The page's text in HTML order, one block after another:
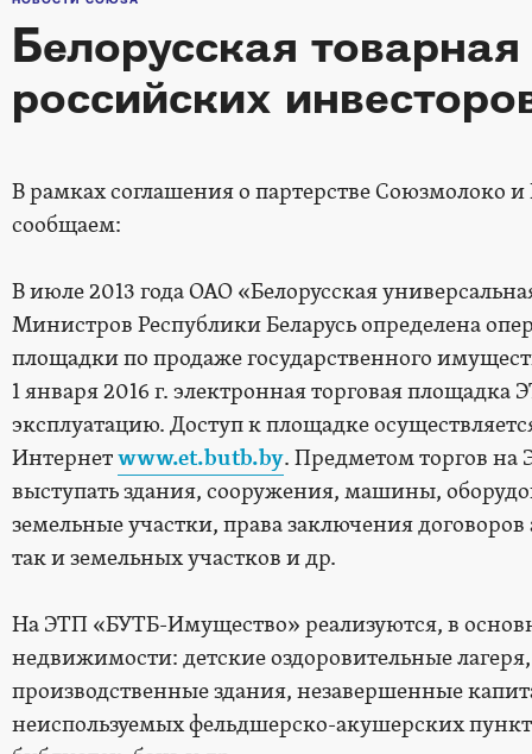
Белорусская
российских
В рамках соглашения о партерстве Союзмолоко
сообщаем:
В июле 2013 года ОАО «Белорусская
Министров Республики Беларусь определена
площадки по продаже государственного
1 января 2016 г. электронная торговая
эксплуатацию. Доступ к площадке
Интернетwww.et.butb.by. Предметом торгов
выступать здания, сооружения, машины,
земельные участки, права заключения
так и земельных участков и др.
На ЭТП «БУТБ-Имущество» реализуются, в
недвижимости: детские оздоровительные
производственные здания, незавершенные
неиспользуемых фельдшерско-акушерских